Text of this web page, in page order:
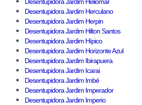
Desentupidora Jardim Herculano
Desentupidora Jardim Herpin
Desentupidora Jardim Hilton Santos
Desentupidora Jardim Hípico
Desentupidora Jardim Horizonte Azul
Desentupidora Jardim Ibirapuera
Desentupidora Jardim Icarai
Desentupidora Jardim Imbé
Desentupidora Jardim Imperador
Desentupidora Jardim Imperio